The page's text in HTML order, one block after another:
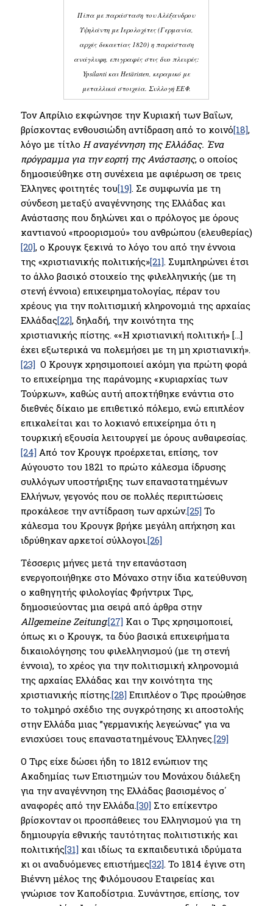
Πίπα με παράσταση του Αλέξανδρου
Υψηλάντη με Ιερολοχίτες (Γερμανία,
αρχές δεκαετίας 1820) η παράσταση
ανάγλυφη, επιγραφές στις δυο πλευρές:
Ypsilanti και Hetäristen, κεραμικό με
μεταλλικά στοιχεία. Συλλογή ΕΕΦ.
Τον Απρίλιο εκφώνησε την Κυριακή των Βαΐων,
βρίσκοντας ενθουσιώδη αντίδραση από το κοινό[18],
λόγο με τίτλο Η αναγέννηση της Ελλάδας. Ένα
πρόγραμμα για την εορτή της Ανάστασης, ο οποίος
δημοσιεύθηκε στη συνέχεια με αφιέρωση σε τρεις
Έλληνες φοιτητές του[19]. Σε συμφωνία με τη
σύνδεση μεταξύ αναγέννησης της Ελλάδας και
Ανάστασης που δηλώνει και ο πρόλογος με όρους
καντιανού «προορισμού» του ανθρώπου (ελευθερίας)
[20], ο Κρουγκ ξεκινά το λόγο του από την έννοια
της «χριστιανικής πολιτικής»[21]. Συμπληρώνει έτσι
το άλλο βασικό στοιχείο της φιλελληνικής (με τη
στενή έννοια) επιχειρηματολογίας, πέραν του
χρέους για την πολιτισμική κληρονομιά της αρχαίας
Ελλάδας[22], δηλαδή, την κοινότητα της
χριστιανικής πίστης. ««Η χριστιανική πολιτική» […]
έχει εξωτερικά να πολεμήσει με τη μη χριστιανική».
[23]Ο Κρουγκ χρησιμοποιεί ακόμη για πρώτη φορά
το επιχείρημα της παράνομης «κυριαρχίας των
Τούρκων», καθώς αυτή αποκτήθηκε ενάντια στο
διεθνές δίκαιο με επιθετικό πόλεμο, ενώ επιπλέον
επικαλείται και το λοκιανό επιχείρημα ότι η
τουρκική εξουσία λειτουργεί με όρους αυθαιρεσίας.
[24]Από τον Κρουγκ προέρχεται, επίσης, τον
Αύγουστο του 1821 το πρώτο κάλεσμα ίδρυσης
συλλόγων υποστήριξης των επαναστατημένων
Ελλήνων, γεγονός που σε πολλές περιπτώσεις
προκάλεσε την αντίδραση των αρχών.[25]Το
κάλεσμα του Κρουγκ βρήκε μεγάλη απήχηση και
ιδρύθηκαν αρκετοί σύλλογοι.[26]
Τέσσερις μήνες μετά την επανάσταση
ενεργοποιήθηκε στο Μόναχο στην ίδια κατεύθυνση
ο καθηγητής φιλολογίας Φρήντριχ Τιρς,
δημοσιεύοντας μια σειρά από άρθρα στην
Allgemeine Zeitung.[27]Και ο Τιρς χρησιμοποιεί,
όπως κι ο Κρουγκ, τα δύο βασικά επιχειρήματα
δικαιολόγησης του φιλελληνισμού (με τη στενή
έννοια), το χρέος για την πολιτισμική κληρονομιά
της αρχαίας Ελλάδας και την κοινότητα της
χριστιανικής πίστης.[28]Επιπλέον ο Τιρς προώθησε
το τολμηρό σχέδιο της συγκρότησης κι αποστολής
στην Ελλάδα μιας ”γερμανικής λεγεώνας” για να
ενισχύσει τους επαναστατημένους Έλληνες.[29]
Ο Τιρς είχε δώσει ήδη το 1812 ενώπιον της
Ακαδημίας των Επιστημών του Μονάχου διάλεξη
για την αναγέννηση της Ελλάδας βασισμένος σ΄
αναφορές από την Ελλάδα.[30]Στο επίκεντρο
βρίσκονταν οι προσπάθειες του Ελληνισμού για τη
δημιουργία εθνικής ταυτότητας πολιτιστικής και
πολιτικής[31]και ιδίως τα εκπαιδευτικά ιδρύματα
κι οι αναδυόμενες επιστήμες[32]. Το 1814 έγινε στη
Βιέννη μέλος της Φιλόμουσου Εταιρείας και
γνώρισε τον Καποδίστρια. Συνάντησε, επίσης, τον